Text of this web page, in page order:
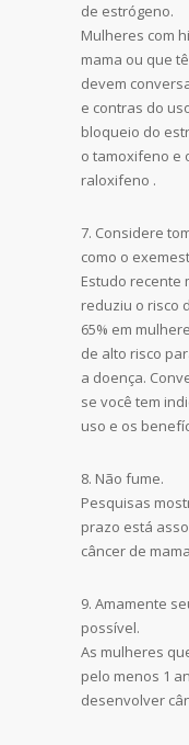
de estrógeno.
Mulheres com
mama ou que
devem
e contras do
bloqueio do
o tamoxifeno e
raloxifeno .
7. Considere
como o
Estudo recente
reduziu o risco
65% em
de alto risco
a doença.
se você tem
uso e os
8. Não fume.
Pesquisas
prazo está
câncer de
9. Amamente
possível.
As mulheres
pelo menos 1
desenvolver